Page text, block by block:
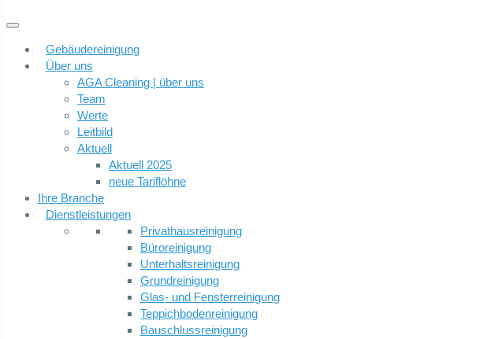
Gebäudereinigung
Über uns
AGA Cleaning | über uns
Team
Werte
Leitbild
Aktuell
Aktuell 2025
neue Tariflöhne
Ihre Branche
Dienstleistungen
Privathausreinigung
Büroreinigung
Unterhaltsreinigung
Grundreinigung
Glas- und Fensterreinigung
Teppichbodenreinigung
Bauschlussreinigung